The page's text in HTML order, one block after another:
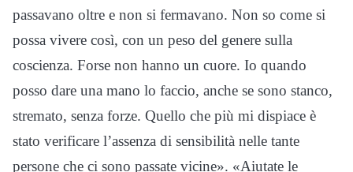
passavano oltre e non si fermavano. Non so come si
possa vivere così, con un peso del genere sulla
coscienza. Forse non hanno un cuore. Io quando
posso dare una mano lo faccio, anche se sono stanco,
stremato, senza forze. Quello che più mi dispiace è
stato verificare l’assenza di sensibilità nelle tante
persone che ci sono passate vicine». «Aiutate le